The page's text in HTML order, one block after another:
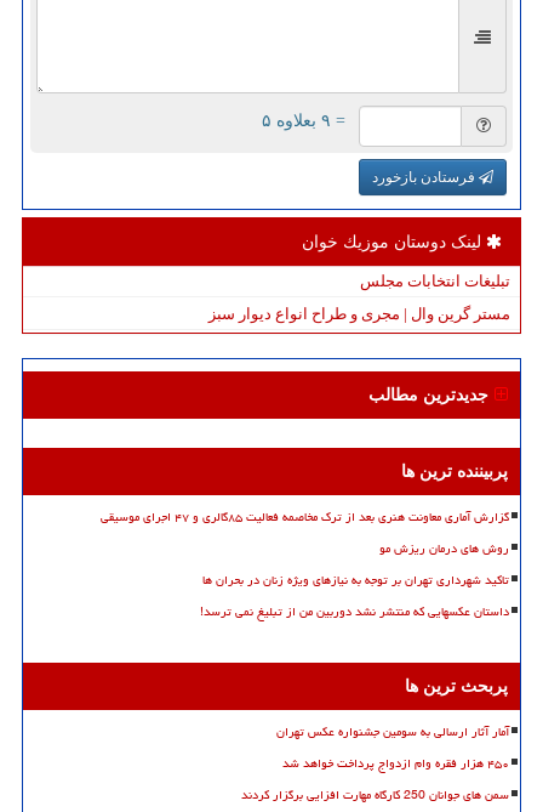
= ۹ بعلاوه ۵
فرستادن بازخورد
لینک دوستان موزیك خوان
تبلیغات انتخابات مجلس
مستر گرین وال | مجری و طراح انواع دیوار سبز
جدیدترین مطالب
پربیننده ترین ها
گزارش آماری معاونت هنری بعد از ترک مخاصمه فعالیت ۸۵گالری و ۴۷ اجرای موسیقی
روش های درمان ریزش مو
تاکید شهرداری تهران بر توجه به نیازهای ویژه زنان در بحران ها
داستان عکسهایی که منتشر نشد دوربین من از تبلیغ نمی ترسد!
پربحث ترین ها
آمار آثار ارسالی به سومین جشنواره عکس تهران
۴۵۰ هزار فقره وام ازدواج پرداخت خواهد شد
سمن های جوانان 250 کارگاه مهارت افزایی برگزار کردند